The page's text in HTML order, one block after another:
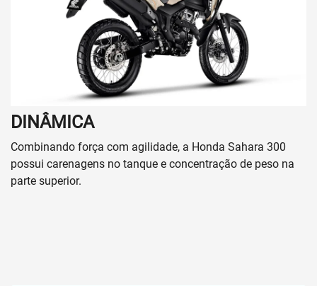
DINÂMICA
Combinando força com agilidade, a Honda Sahara 300
possui carenagens no tanque e concentração de peso na
parte superior.